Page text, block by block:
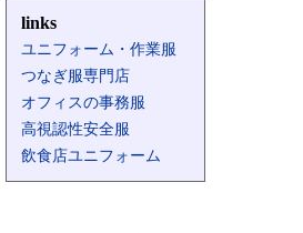
links
ユニフォーム・作業服
つなぎ服専門店
オフィスの事務服
高視認性安全服
飲食店ユニフォーム